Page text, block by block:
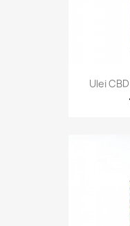
Ulei